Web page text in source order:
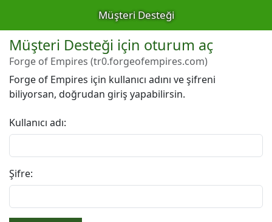
Müşteri Desteği
Müşteri Desteği için oturum aç
Forge of Empires (tr0.forgeofempires.com)
Forge of Empires için kullanıcı adını ve şifreni
biliyorsan, doğrudan giriş yapabilirsin.
Kullanıcı adı:
Şifre: